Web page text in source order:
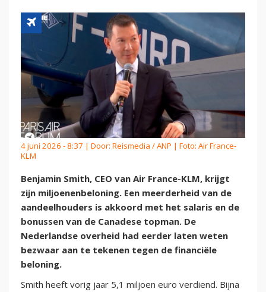
4 juni 2026 - 8:37 | Door: Reismedia / ANP | Foto: Air France-
KLM
Benjamin Smith, CEO van Air France-KLM, krijgt
zijn miljoenenbeloning. Een meerderheid van de
aandeelhouders is akkoord met het salaris en de
bonussen van de Canadese topman. De
Nederlandse overheid had eerder laten weten
bezwaar aan te tekenen tegen de financiële
beloning.
Smith heeft vorig jaar 5,1 miljoen euro verdiend. Bijna